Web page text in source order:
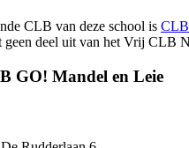
CLB van deze school is
geen deel uit van het Vrij CLB
GO! Mandel en Leie